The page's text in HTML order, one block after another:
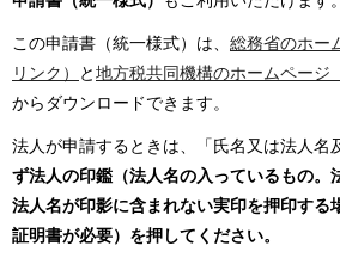
この申請書（統一様式）は、 総務省のホー
リンク）
と地方税共同機構のホームページ
からダウンロードできます。
法人が申請するときは、「氏名又は法人名
ず法人の印鑑（法人名の入っているもの。
法人名が印影に含まれない実印を押印する
証明書が必要）を押してください。